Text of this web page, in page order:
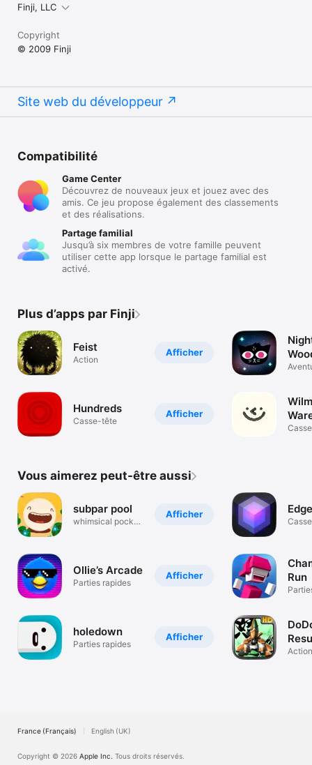
Finji, LLC
Copyright
© 2009 Finji
Site web du développeur
Compatibilité
Game Center
Découvrez de nouveaux jeux et jouez avec des
amis. Ce jeu propose également des classements
et des réalisations.
Partage familial
Jusqu’à six membres de votre famille peuvent
utiliser cette app lorsque le partage familial est
activé.
Plus d’apps par Finji
Afficher
Feist
Action
Afficher
Hundreds
Casse-tête
Vous aimerez peut-être aussi
Afficher
subpar pool
whimsical pocket
Afficher
Ollie’s Arcade
Parties rapides
Afficher
holedown
Parties rapides
Edge
Run
HD
Action
France (Français) English (UK)
Copyright © 2026 Apple Inc. Tous droits réservés.